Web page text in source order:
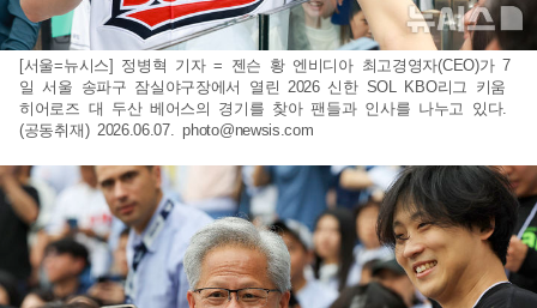
[서울=뉴시스] 정병혁 기자 = 젠슨 황 엔비디아 최고경영자(CEO)가 7
일 서울 송파구 잠실야구장에서 열린 2026 신한 SOL KBO리그 키움
히어로즈 대 두산 베어스의 경기를 찾아 팬들과 인사를 나누고 있다.
(공동취재) 2026.06.07.photo@newsis.com